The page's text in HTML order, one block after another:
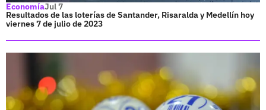
EconomíaJul 7
Resultados de las loterías de Santander, Risaralda y Medellín hoy
viernes 7 de julio de 2023